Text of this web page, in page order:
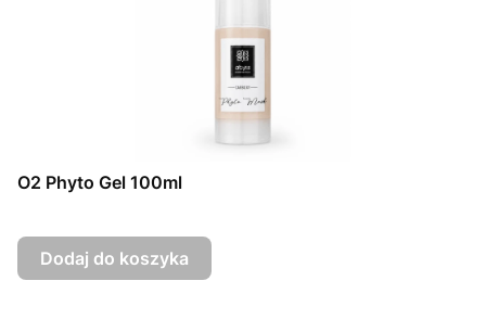
O2 Phyto Gel 100ml
Dodaj do koszyka